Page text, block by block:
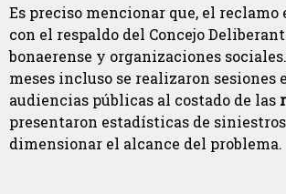
Es preciso mencionar que, el reclamo
con el respaldo del Concejo
bonaerense y organizaciones
meses incluso se realizaron sesiones
audiencias públicas al costado de las
presentaron estadísticas de
dimensionar el alcance del problema.